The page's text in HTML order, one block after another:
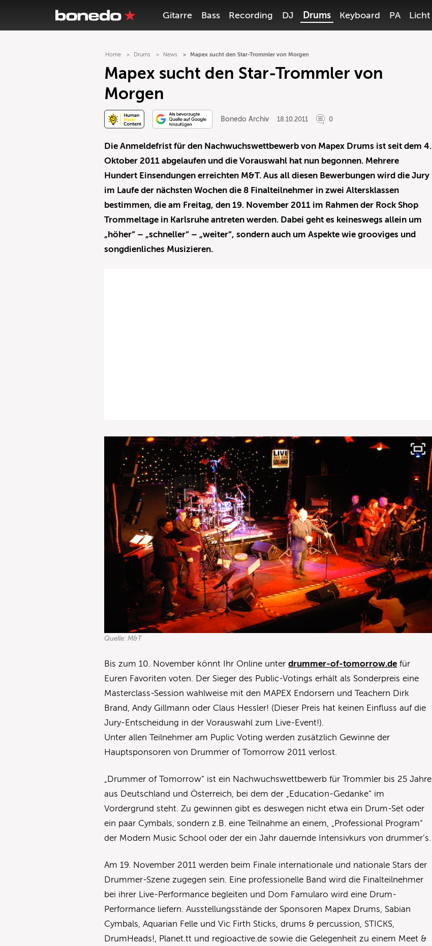
Gitarre Bass Recording DJ Drums Keyboard PA Licht
Home Drums News Mapex sucht den Star-Trommler von Morgen
Mapex sucht den Star-Trommler von
Morgen
Bonedo Archiv 18.10.2011 0
Die Anmeldefrist für den Nachwuchswettbewerb von Mapex Drums ist seit dem 4.
Oktober 2011 abgelaufen und die Vorauswahl hat nun begonnen. Mehrere
Hundert Einsendungen erreichten M&T. Aus all diesen Bewerbungen wird die Jury
im Laufe der nächsten Wochen die 8 Finalteilnehmer in zwei Altersklassen
bestimmen, die am Freitag, den 19. November 2011 im Rahmen der Rock Shop
Trommeltage in Karlsruhe antreten werden. Dabei geht es keineswegs allein um
„höher“ – „schneller“ – „weiter“, sondern auch um Aspekte wie grooviges und
songdienliches Musizieren.
Quelle: M&T
Bis zum 10. November könnt Ihr Online unterdrummer-of-tomorrow.de für
Euren Favoriten voten. Der Sieger des Public-Votings erhält als Sonderpreis eine
Masterclass-Session wahlweise mit den MAPEX Endorsern und Teachern Dirk
Brand, Andy Gillmann oder Claus Hessler! (Dieser Preis hat keinen Einfluss auf die
Jury-Entscheidung in der Vorauswahl zum Live-Event!).
Unter allen Teilnehmer am Puplic Voting werden zusätzlich Gewinne der
Hauptsponsoren von Drummer of Tomorrow 2011 verlost.
„Drummer of Tomorrow“ ist ein Nachwuchswettbewerb für Trommler bis 25 Jahre
aus Deutschland und Österreich, bei dem der „Education-Gedanke“ im
Vordergrund steht. Zu gewinnen gibt es deswegen nicht etwa ein Drum-Set oder
ein paar Cymbals, sondern z.B. eine Teilnahme an einem, „Professional Program“
der Modern Music School oder der ein Jahr dauernde Intensivkurs von drummer’s.
Am 19. November 2011 werden beim Finale internationale und nationale Stars der
Drummer-Szene zugegen sein. Eine professionelle Band wird die Finalteilnehmer
bei ihrer Live-Performance begleiten und Dom Famularo wird eine Drum-
Performance liefern. Ausstellungsstände der Sponsoren Mapex Drums, Sabian
Cymbals, Aquarian Felle und Vic Firth Sticks, drums & percussion, STICKS,
DrumHeads!, Planet.tt und regioactive.de sowie die Gelegenheit zu einem Meet &